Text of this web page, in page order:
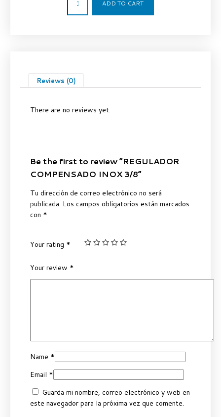
ADD TO CART
Reviews (0)
There are no reviews yet.
Be the first to review “REGULADOR
COMPENSADO INOX 3/8”
Tu dirección de correo electrónico no será
publicada. Los campos obligatorios están marcados
con *
Your rating *
Your review *
Name *
Email *
Guarda mi nombre, correo electrónico y web en
este navegador para la próxima vez que comente.